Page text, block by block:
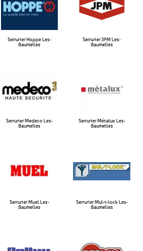
Serrurier Hoppe Les-
Baumelles​
Serrurier JPM Les-
Baumelles​
Serrurier Medeco Les-
Baumelles​
Serrurier Métalux Les-
Baumelles​
Serrurier Muel Les-
Baumelles​
Serrurier Mul-t-lock Les-
Baumelles​